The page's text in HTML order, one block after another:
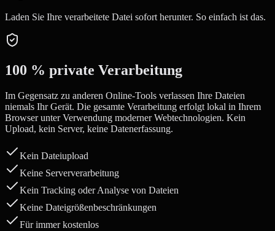
Laden Sie Ihre verarbeitete Datei sofort herunter. So einfach ist das.
100 % private Verarbeitung
Im Gegensatz zu anderen Online-Tools verlassen Ihre Dateien
niemals Ihr Gerät. Die gesamte Verarbeitung erfolgt lokal in Ihrem
Browser unter Verwendung moderner Webtechnologien. Kein
Upload, kein Server, keine Datenerfassung.
Kein Dateiupload
Keine Serververarbeitung
Kein Tracking oder Analyse von Dateien
Keine Dateigrößenbeschränkungen
Für immer kostenlos